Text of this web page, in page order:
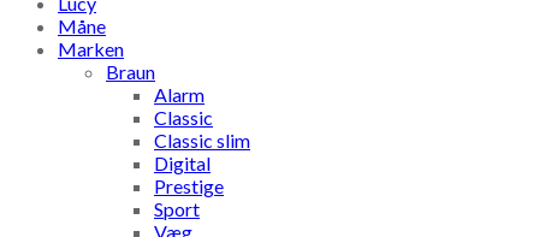
Måne
Marken
Braun
Alarm
Classic
Classic slim
Digital
Prestige
Sport
Væg